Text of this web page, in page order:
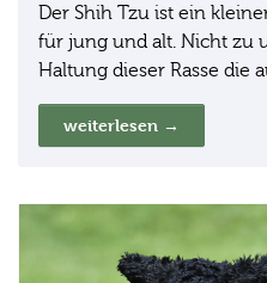
Der Shih Tzu ist ein
für jung und alt. Nicht zu
Haltung dieser Rasse die
weiterlesen →